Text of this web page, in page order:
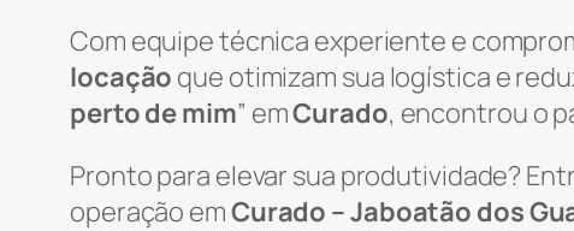
Com equipe técnica experiente e
locação que otimizam sua logística e
perto de mim” emCurado, encontrou o
Pronto para elevar sua produtividade?
operação emCurado – Jaboatão dos